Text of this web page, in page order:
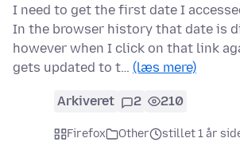
I need to get the first date I
In the browser history that date is
however when I click on that link
gets updated to t… (læs mere)
Arkiveret 2 210
Firefox Other
stillet 1 år